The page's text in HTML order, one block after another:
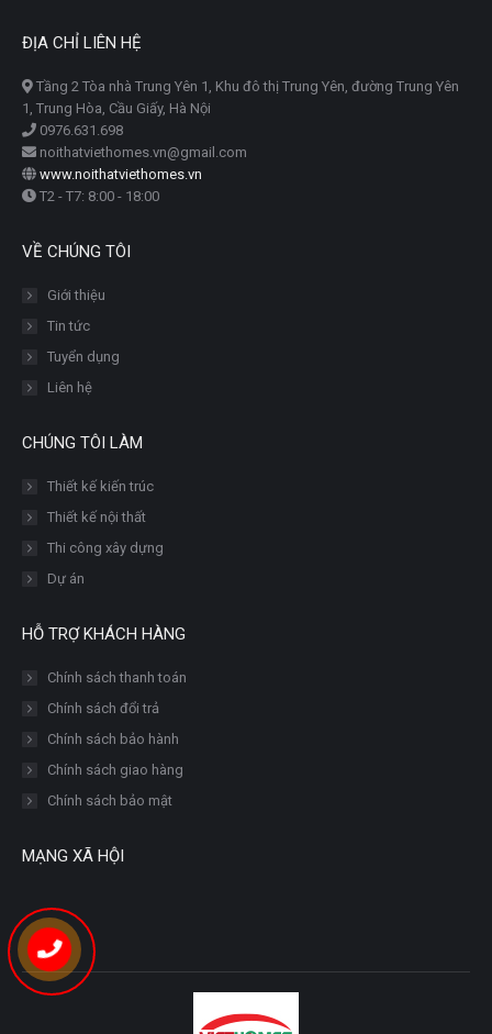
ĐỊA CHỈ LIÊN HỆ
Tầng 2 Tòa nhà Trung Yên 1, Khu đô thị Trung Yên, đường Trung Yên
1, Trung Hòa, Cầu Giấy, Hà Nội
0976.631.698
noithatviethomes.vn@gmail.com
www.noithatviethomes.vn
T2 - T7: 8:00 - 18:00
VỀ CHÚNG TÔI
Giới thiệu
Tin tức
Tuyển dụng
Liên hệ
CHÚNG TÔI LÀM
Thiết kế kiến trúc
Thiết kế nội thất
Thi công xây dựng
Dự án
HỖ TRỢ KHÁCH HÀNG
Chính sách thanh toán
Chính sách đổi trả
Chính sách bảo hành
Chính sách giao hàng
Chính sách bảo mật
MẠNG XÃ HỘI